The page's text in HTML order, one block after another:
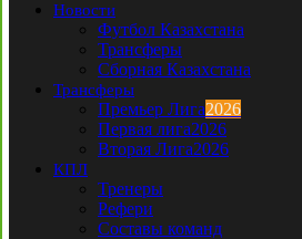
Новости
Футбол Казахстана
Трансферы
Сборная Казахстана
Трансферы
Премьер Лига2026
Первая лига2026
Вторая Лига2026
КПЛ
Тренеры
Рефери
Составы команд